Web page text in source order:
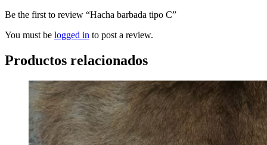
Be the first to review “Hacha barbada tipo C”
You must be logged in to post a review.
Productos relacionados